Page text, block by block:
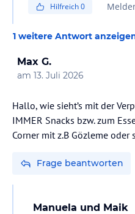
Hilfreich0
1 weitere Antwort
Max G.
am 13. Juli 2026
Hallo, wie sieht’s mit der
IMMER Snacks bzw. zum
Corner mit z.B Gözleme oder
Frage beantworten
Manuela und Maik